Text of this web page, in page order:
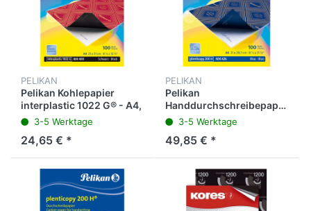
PELIKAN
Pelikan Kohlepapier
interplastic 1022 G® - A4,
100 Blatt
3-5 Werktage
24,65 € *
PELIKAN
Pelikan
Handdurchschreibepapier
plenticopy 200 H® - A4,
3-5 Werktage
49,85 € *